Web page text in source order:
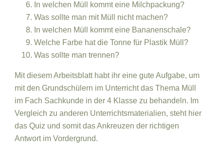
In welchen Müll kommt eine Milchpackung?
Was sollte man mit Müll nicht machen?
In welchen Müll kommt eine Bananenschale?
Welche Farbe hat die Tonne für Plastik Müll?
Was sollte man trennen?
Mit diesem Arbeitsblatt habt ihr eine gute Aufgabe, um
mit den Grundschülern im Unterricht das Thema Müll
im Fach Sachkunde in der 4 Klasse zu behandeln. Im
Vergleich zu anderen Unterrichtsmaterialien, steht hier
das Quiz und somit das Ankreuzen der richtigen
Antwort im Vordergrund.